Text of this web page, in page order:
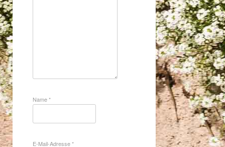
Name*
E-Mail-Adresse*